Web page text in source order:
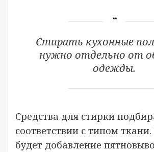
Стирать кухонные
нужно отдельно от
одежды.
Средства для стирки
соответствии с типом
будет добавление